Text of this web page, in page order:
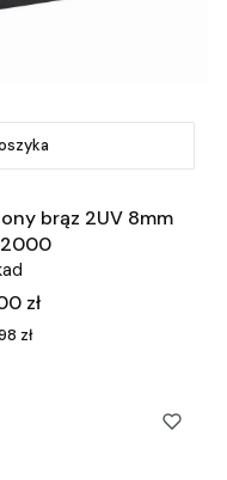
brąz 2UV 8mm
zł
zł